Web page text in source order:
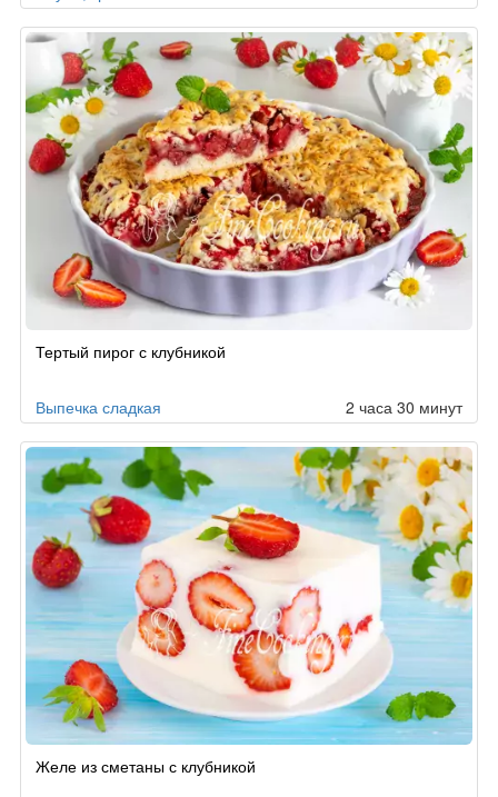
Тертый пирог с клубникой
Выпечка сладкая 2 часа 30 минут
Желе из сметаны с клубникой